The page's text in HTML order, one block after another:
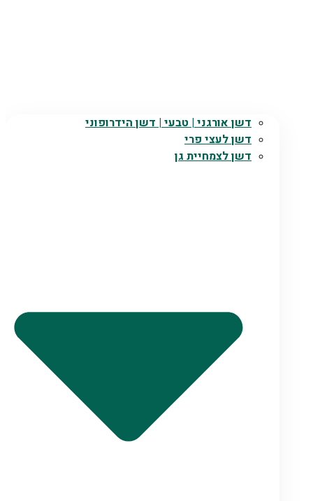
דשן אורגני | טבעי | דשן הידרופוני
דשן לעצי פרי
דשן לצמחיית גן